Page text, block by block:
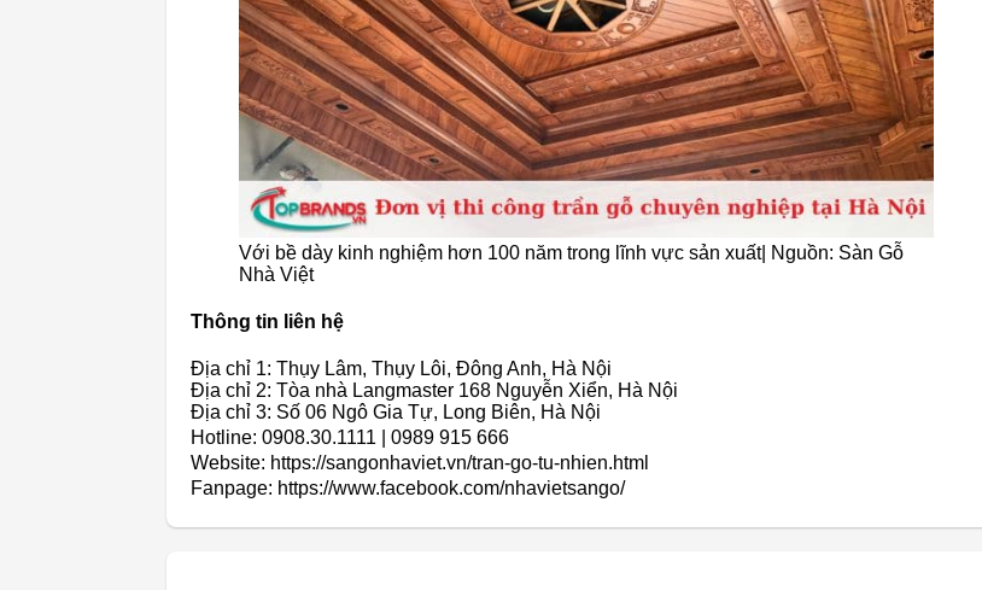
Với bề dày kinh nghiệm hơn 100 năm trong lĩnh vực sản xuất| Nguồn: Sàn Gỗ
Nhà Việt
Thông tin liên hệ
Địa chỉ 1: Thụy Lâm, Thụy Lôi, Đông Anh, Hà Nội
Địa chỉ 2: Tòa nhà Langmaster 168 Nguyễn Xiển, Hà Nội
Địa chỉ 3: Số 06 Ngô Gia Tự, Long Biên, Hà Nội
Hotline: 0908.30.1111 | 0989 915 666
Website: https://sangonhaviet.vn/tran-go-tu-nhien.html
Fanpage: https://www.facebook.com/nhavietsango/